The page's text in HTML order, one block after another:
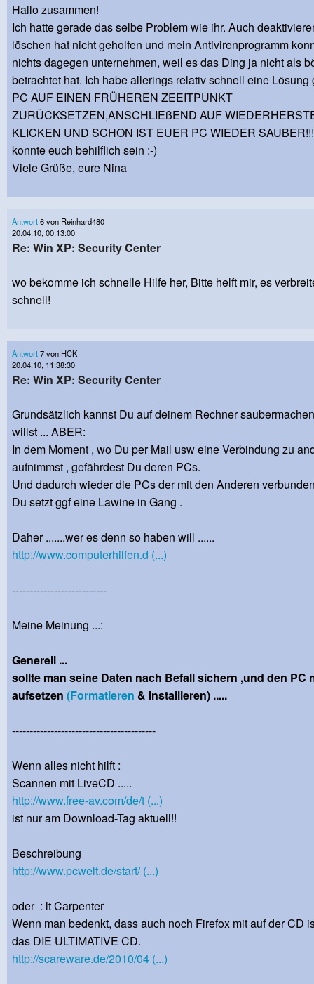
Hallo zusammen!
Ich hatte gerade das selbe Problem wie ihr. Auch
löschen hat nicht geholfen und mein Antivirenprogramm
nichts dagegen unternehmen, weil es das Ding ja nicht als
betrachtet hat. Ich habe allerings relativ schnell eine Lösung
PC AUF EINEN FRÜHEREN ZEEITPUNKT
ZURÜCKSETZEN,ANSCHLIEßEND AUF
KLICKEN UND SCHON IST EUER PC WIEDER
konnte euch behilflich sein :-)
Viele Grüße, eure Nina
Antwort6 von Reinhard480
20.04.10, 00:13:00
Re: Win XP: Security Center
wo bekomme ich schnelle Hilfe her, Bitte helft mir, es
schnell!
Antwort7 von HCK
20.04.10, 11:38:30
Re: Win XP: Security Center
Grundsätzlich kannst Du auf deinem Rechner
willst ... ABER:
In dem Moment , wo Du per Mail usw eine Verbindung zu
aufnimmst , gefährdest Du deren PCs.
Und dadurch wieder die PCs der mit den Anderen
Du setzt ggf eine Lawine in Gang .
Daher .......wer es denn so haben will ......
http://www.computerhilfen.d (...)
---------------------------
Meine Meinung ...:
Generell ...
sollte man seine Daten nach Befall sichern ,und den PC
aufsetzen (Formatieren & Installieren) .....
-----------------------------------------
Wenn alles nicht hilft :
Scannen mit LiveCD .....
http://www.free-av.com/de/t (...)
ist nur am Download-Tag aktuell!!
Beschreibung
http://www.pcwelt.de/start/ (...)
oder : lt Carpenter
Wenn man bedenkt, dass auch noch Firefox mit auf der CD
das DIE ULTIMATIVE CD.
http://scareware.de/2010/04 (...)